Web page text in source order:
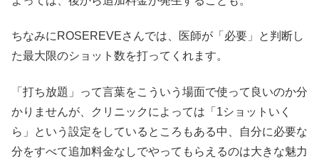
ちなみにROSEREVEさんでは、医師が「必要」と判断し
た最大限のショット数を打ってくれます。
「打ち放題」って言葉をこういう場面で使って良いのか分
かりませんが、クリニックによっては「1ショットいく
ら」という設定をしているところもある中、自分に必要な
分をすべて追加料金なしでやってもらえるのは大きな魅力